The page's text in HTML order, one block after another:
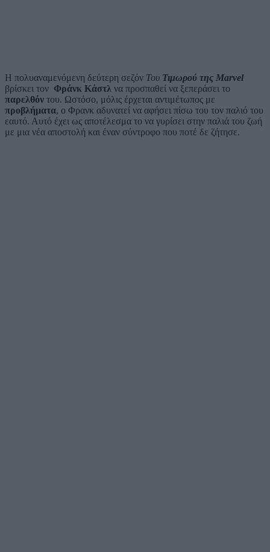
H πολυαναμενόμενη δεύτερη σεζόν Του Τιμωρού της Marvel
βρίσκει τον Φράνκ Κάστλ να προσπαθεί να ξεπεράσει το
παρελθόν του. Ωστόσο, μόλις έρχεται αντιμέτωπος με
προβλήματα, ο Φρανκ αδυνατεί να αφήσει πίσω του τον παλιό του
εαυτό. Αυτό έχει ως αποτέλεσμα το να γυρίσει στην παλιά του ζωή
με μια νέα αποστολή και έναν σύντροφο που ποτέ δε ζήτησε.